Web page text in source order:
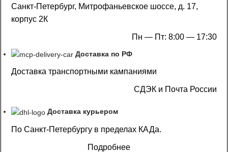
Санкт-Петербург, Митрофаньевское шоссе, д. 17,
корпус 2К
Пн — Пт: 8:00 — 17:30
Доставка по РФ
Доставка транспортными кампаниями
СДЭК и Почта России
Доставка курьером
По Санкт-Петербургу в пределах КАДа.
Подробнее